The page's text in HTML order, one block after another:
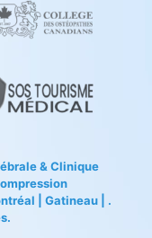
& Clinique
| Gatineau | .